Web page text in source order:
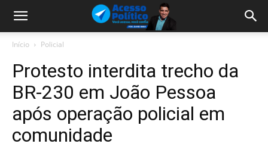
Início Policial
Protesto interdita trecho da
BR-230 em João Pessoa
após operação policial em
comunidade